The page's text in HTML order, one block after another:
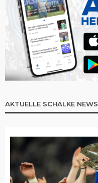
AKTUELLE SCHALKE NEWS